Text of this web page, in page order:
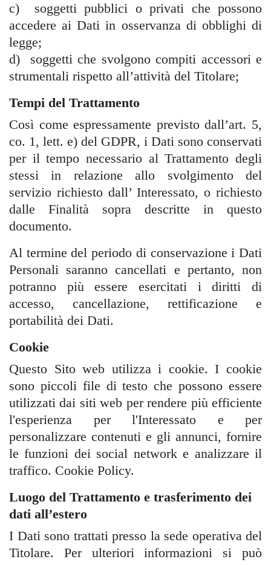
c) soggetti pubblici o privati che possono
accedere ai Dati in osservanza di obblighi di
legge;
d) soggetti che svolgono compiti accessori e
strumentali rispetto all’attività del Titolare;
Tempi del Trattamento
Così come espressamente previsto dall’art. 5,
co. 1, lett. e) del GDPR, i Dati sono conservati
per il tempo necessario al Trattamento degli
stessi in relazione allo svolgimento del
servizio richiesto dall’ Interessato, o richiesto
dalle Finalità sopra descritte in questo
documento.
Al termine del periodo di conservazione i Dati
Personali saranno cancellati e pertanto, non
potranno più essere esercitati i diritti di
accesso, cancellazione, rettificazione e
portabilità dei Dati.
Cookie
Questo Sito web utilizza i cookie. I cookie
sono piccoli file di testo che possono essere
utilizzati dai siti web per rendere più efficiente
l'esperienza per l'Interessato e per
personalizzare contenuti e gli annunci, fornire
le funzioni dei social network e analizzare il
traffico. Cookie Policy.
Luogo del Trattamento e trasferimento dei
dati all’estero
I Dati sono trattati presso la sede operativa del
Titolare. Per ulteriori informazioni si può